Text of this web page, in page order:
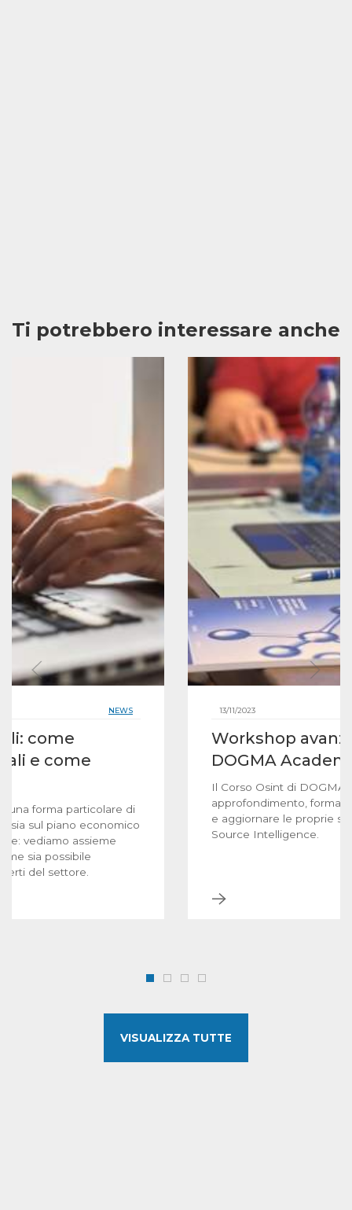
Ti potrebbero interessare anche
NEWS
come
e come
una forma particolare di
sia sul piano economico
vediamo assieme
sia possibile
del settore.
13/11/2023
Workshop
DOGMA
Il Corso Osint di DOGMA
approfondimento,
e aggiornare le proprie
Source Intelligence.
VISUALIZZA TUTTE